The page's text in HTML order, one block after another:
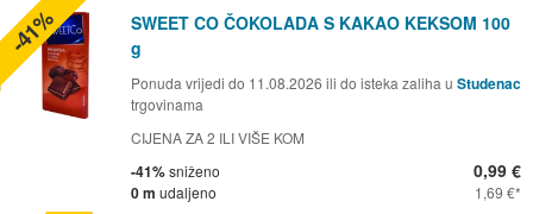
SWEET CO ČOKOLADA S KAKAO KEKSOM 100
g
Ponuda vrijedi do 11.08.2026 ili do isteka zaliha u Studenac
trgovinama
CIJENA ZA 2 ILI VIŠE KOM
-41%sniženo
0 m udaljeno
0,99 €
1,69 €
-41%